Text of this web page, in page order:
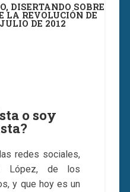
DISERTANDO SOBRE
LA REVOLUCIÓN DE
DE 2012
o soy
redes sociales,
López, de los
y que hoy es un